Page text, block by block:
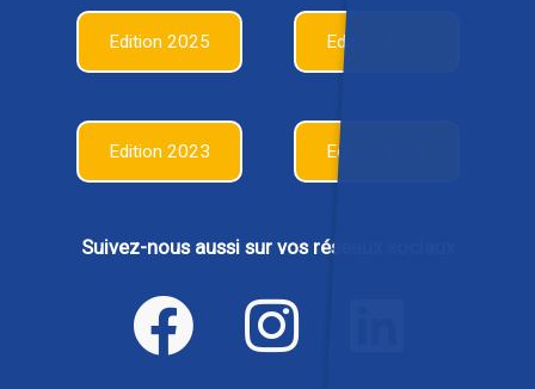
Edition 2025 Edition 2024
Edition 2023 Edition 2022
Suivez-nous aussi sur vos réseaux sociaux